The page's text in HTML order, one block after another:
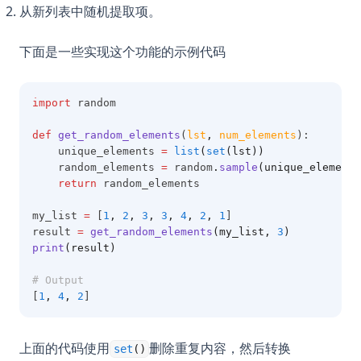
从新列表中随机提取项。
下面是一些实现这个功能的示例代码
import random
def get_random_elements ( lst , num_elements ):
    unique_elements
= list ( set (lst))
    random_elements
= random . sample
return random_elements
my_list = 1 , 2 , 3 , 3 , 4 , 2 , 1
result = get_random_elements (my_list, 3 )
print (result)
# Output
1 , 4 , 2
上面的代码使用 set () 删除重复内容，然后转换